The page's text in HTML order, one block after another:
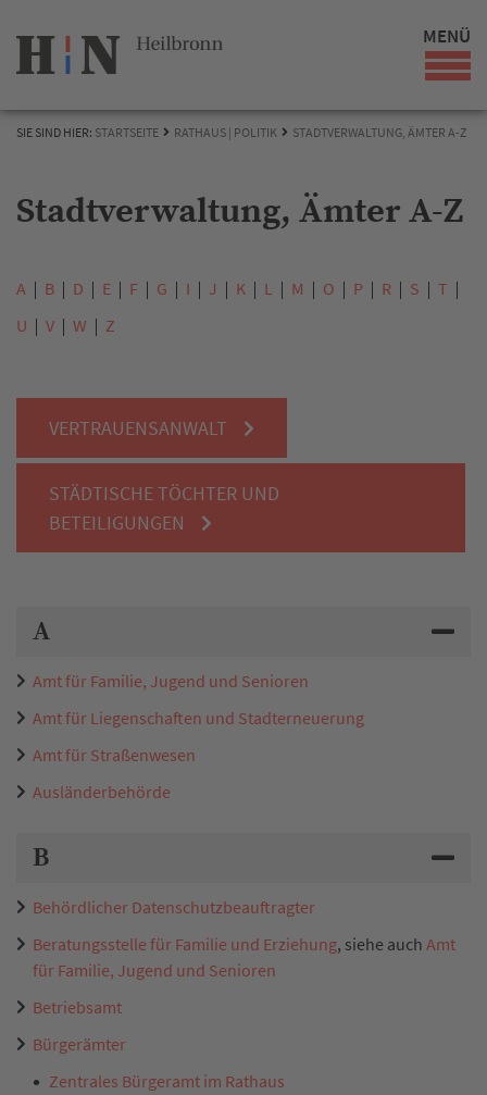
MENÜ
SIE SIND HIER: STARTSEITE RATHAUS | POLITIK STADTVERWALTUNG, ÄMTER A-Z
Stadtverwaltung, Ämter A-Z
A B D E F G I J K L M O P R S
T
U
V W Z
VERTRAUENSANWALT
STÄDTISCHE TÖCHTER UND
BETEILIGUNGEN
A
Amt für Familie, Jugend und Senioren
Amt für Liegenschaften und Stadterneuerung
Amt für Straßenwesen
Ausländerbehörde
B
Behördlicher Datenschutzbeauftragter
Beratungsstelle für Familie und Erziehung, siehe auch Amt
für Familie, Jugend und Senioren
Betriebsamt
Bürgerämter
Zentrales Bürgeramt im Rathaus